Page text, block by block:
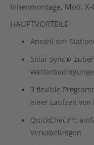
Innenmontage, Mod. X-
HAUPTVORTEILE
Anzahl der
Solar Sync®-
3 flexible
einer Laufzeit von
QuickCheck™:
Verkabelungen